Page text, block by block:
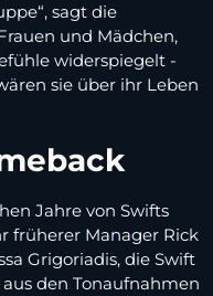
sagt die
und Mädchen,
widerspiegelt -
sie über ihr Leben
Jahre von Swifts
früherer Manager Rick
Grigoriadis, die Swift
den Tonaufnahmen